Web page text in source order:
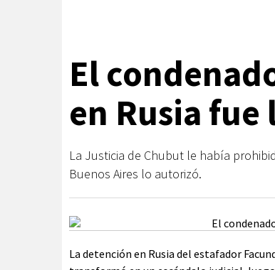
El
en Rusia
La Justicia de Chubut le había
Buenos Aires lo autorizó.
La detención en Rusia del estafador